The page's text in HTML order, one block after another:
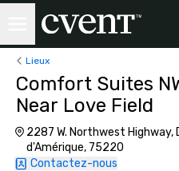
Lieux
Comfort Suites
Near Love Field
2287 W. Northwest Highway,
d'Amérique, 75220
Contactez-nous